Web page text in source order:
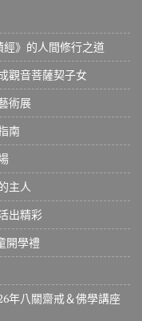
》的人間修行之道
觀音菩薩契子女
術展
南
主人
出精彩
開學禮
年八關齋戒＆佛學講座